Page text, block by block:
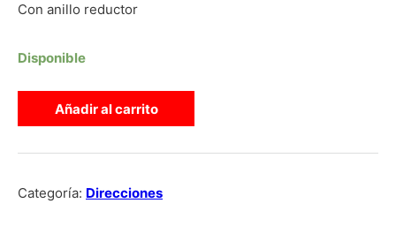
Con anillo reductor
Disponible
DIRECCIÓN BOX TWO INTEGRADA 1-1/8" Y HORQUILLA DE
Añadir al carrito
Categoría: Direcciones